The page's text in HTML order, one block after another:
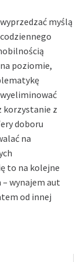
myślą
poziomie,
korzystanie z
doboru
na
to na kolejne
– wynajem aut
od innej